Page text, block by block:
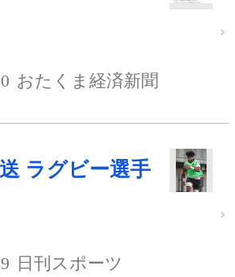
おたくま経済新聞
ラグビー選手
日刊スポーツ